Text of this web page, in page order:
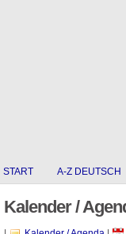
START A-Z DEUTSCH
Kalender /